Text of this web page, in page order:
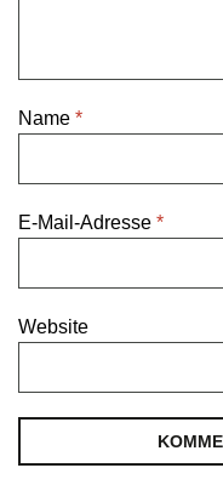
Name *
E-Mail-Adresse *
Website